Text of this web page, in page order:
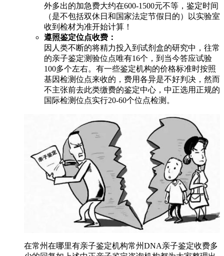
外多出的加急费大约在600-1500元不等，鉴定时间
（是不包括双休日和国家法定节假日的）以实验室
收到检材为准开始计算！
遵照鉴定位点收费：
因人类不断的将精力投入到试剂盒的研究中，往常
的亲子鉴定测验位点唯有16个，到当今答应试验
100多个左右。有一些鉴定机构的价格标准时按照
基因检测位点来收的，费用各异是不好判决，然而
不主张前去此类缴费的鉴定中心，中正选用正规的
国际检测位点实行20-60个位点检测。
在常州在哪里有亲子鉴定机构常州DNA亲子鉴定收费多